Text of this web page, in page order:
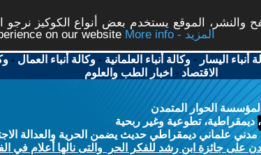
والنشر، الموقع يستخدم بعض أنواع الكوكيز
on our website
More info - المزيد
أنباء اليسار -وكالة أنباء العلمانية -وكالة أنباء العمال -
الاقتصاد - اخبار الطب والعلوم
الحوار المتمدن
ديمقراطية، تطوعية وغير ربحية
علماني ديمقراطي حديث يضمن الحرية والعدالة
على جائزة ابن رشد للفكر الحر والتى نالها أعلام في